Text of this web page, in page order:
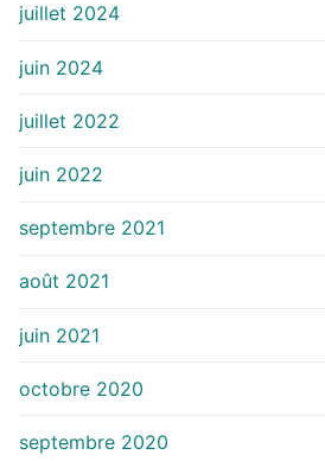
juillet 2024
juin 2024
juillet 2022
juin 2022
septembre 2021
août 2021
juin 2021
octobre 2020
septembre 2020